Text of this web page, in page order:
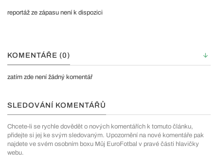
reportáž ze zápasu není k dispozici
KOMENTÁŘE (0)
zatím zde není žádný komentář
SLEDOVÁNÍ KOMENTÁŘŮ
Chcete-li se rychle dovědět o nových komentářích k tomuto článku,
přidejte si jej ke svým sledovaným. Upozornění na nové komentáře pak
najdete ve svém osobním boxu Můj EuroFotbal v pravé části hlavičky
webu.